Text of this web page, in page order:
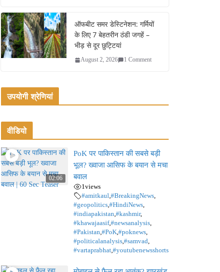
ऑफबीट समर डेस्टिनेशन: गर्मियों
के लिए 7 बेहतरीन ठंडी जगहें –
भीड़ से दूर छुट्टियां
August 2, 2026 1 Comment
उपयोगी श्रेणियां
वीडियो
02:06
PoK पर पाकिस्तान की सबसे बड़ी
भूल? ख्वाजा आसिफ के बयान से मचा
बवाल
1views
#amitkaul,#BreakingNews,
#geopolitics,#HindiNews,
#indiapakistan,#kashmir,
#khawajaasif,#newsanalysis,
#Pakistan,#PoK,#poknews,
#politicalanalysis,#samvad,
#vartaprabhat,#youtubenewsshorts